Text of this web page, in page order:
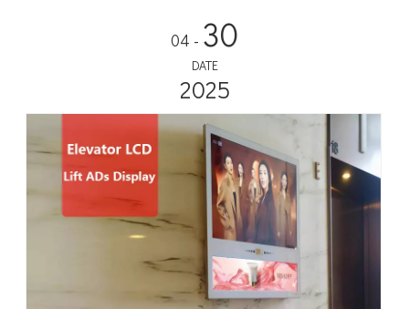
2034، أصبحت الحلول المتكاملة بسرعة هي المعيار للبنية التحتية
30
- 04
DATE
2025